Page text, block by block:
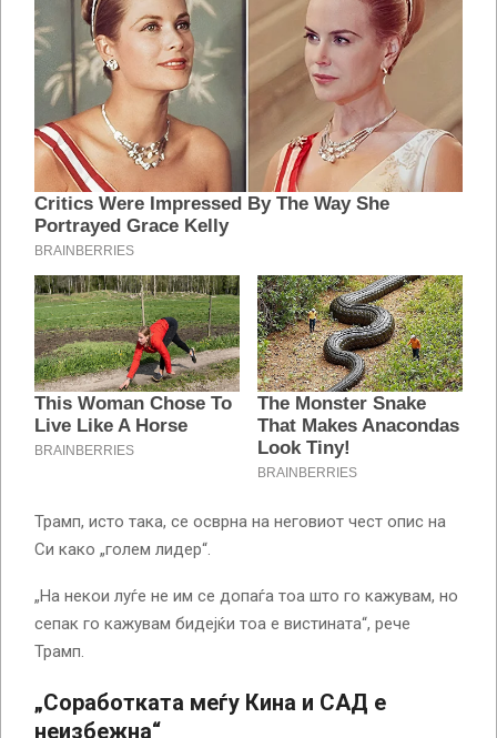
Трамп, исто така, се осврна на неговиот чест опис на
Си како „голем лидер“.
„На некои луѓе не им се допаѓа тоа што го кажувам, но
сепак го кажувам бидејќи тоа е вистината“, рече
Трамп.
„Соработката меѓу Кина и САД е
неизбежна“